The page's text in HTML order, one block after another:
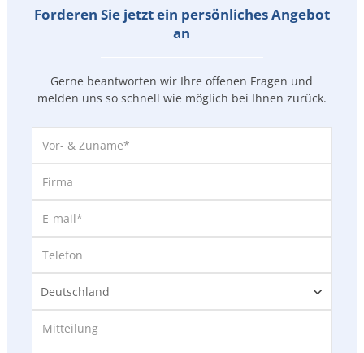
Forderen Sie jetzt ein persönliches Angebot
an
Gerne beantworten wir Ihre offenen Fragen und
melden uns so schnell wie möglich bei Ihnen zurück.